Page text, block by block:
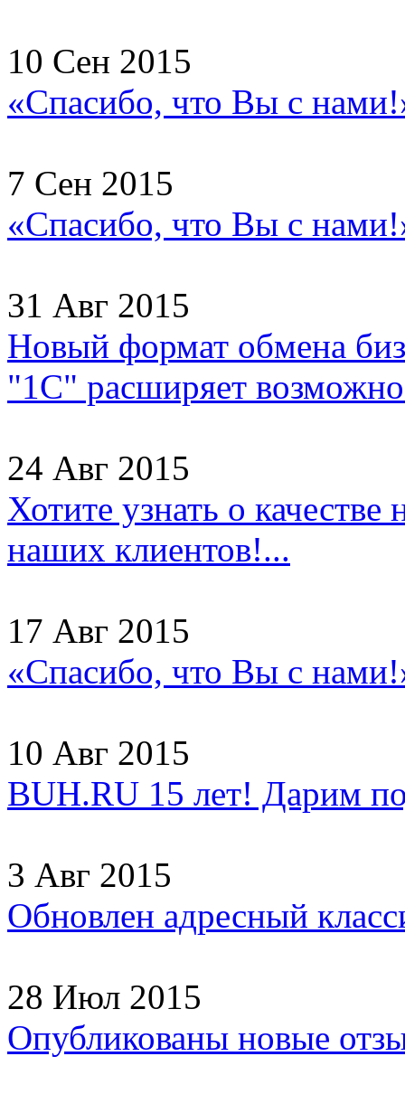
10 Сен 2015
«Спасибо, что Вы с
7 Сен 2015
«Спасибо, что Вы с
31 Авг 2015
Новый формат обмена
"1С" расширяет
24 Авг 2015
Хотите узнать о
наших клиентов!...
17 Авг 2015
«Спасибо, что Вы с
10 Авг 2015
BUH.RU 15 лет! Дарим
3 Авг 2015
Обновлен адресный
28 Июл 2015
Опубликованы новые